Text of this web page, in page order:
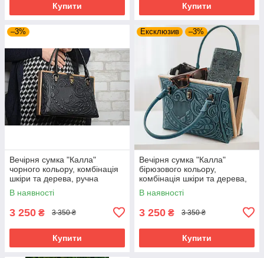
Купити Купити
–3%
Вечірня сумка "Калла"
чорного кольору, комбінація
шкіри та дерева, ручна
робота, 27×19×11 см
В наявності
3 250 ₴ 3 350 ₴
Купити
Ексклюзив –3%
Вечірня сумка "Калла"
бірюзового кольору,
комбінація шкіри та дерева,
ручна робота, 27×19×11 см
В наявності
3 250 ₴ 3 350 ₴
Купити